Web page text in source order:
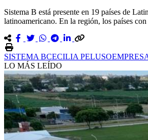
Sistema B está presente en 19 países de
latinoamericano. En la región, los países
SISTEMA BCECILIA PELUSO
LO MÁS LEÍDO